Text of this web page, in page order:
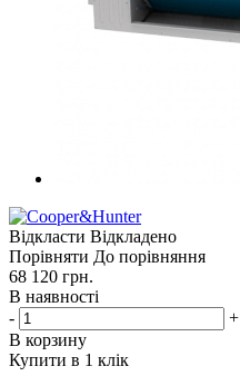
Відкласти Відкладено
Порівняти До порівняння
68 120 грн.
В наявності
-
+
В корзину
Купити в 1 клік